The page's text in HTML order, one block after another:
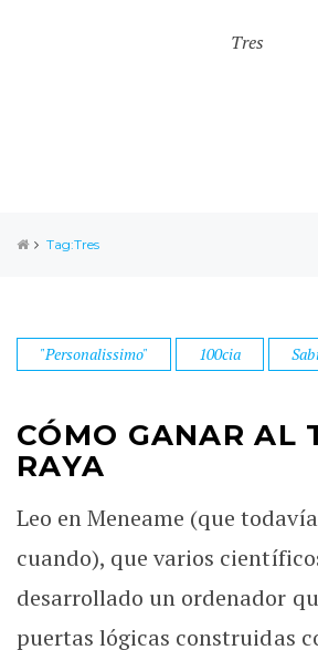
Tres
Tag:Tres
"Personalissimo" 100cia
CÓMO GANAR AL
RAYA
Leo en Meneame (que
cuando), que varios
desarrollado un ordenador
puertas lógicas construidas